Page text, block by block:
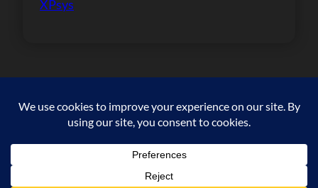
XPsys
Copyright © 2023. All rights reserved.
WordPress #